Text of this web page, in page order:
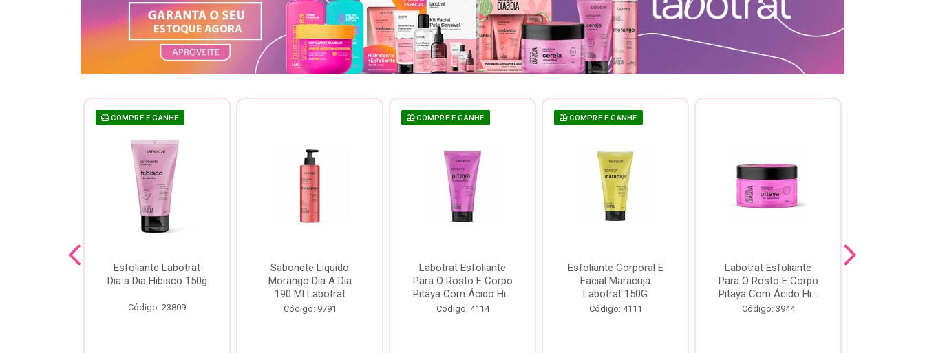
COMPRE E GANHE
Esfoliante Labotrat
Dia a Dia Hibisco 150g
Código: 23809
Sabonete Liquido
Morango Dia A Dia
190 Ml Labotrat
Código: 9791
COMPRE E GANHE
Labotrat Esfoliante
Para O Rosto E Corpo
Pitaya Com Ácido Hi...
Código: 4114
COMPRE E GANHE
Esfoliante Corporal E
Facial Maracujá
Labotrat 150G
Código: 4111
Labotrat Esfoliante
Para O Rosto E Corpo
Pitaya Com Ácido Hi...
Código: 3944